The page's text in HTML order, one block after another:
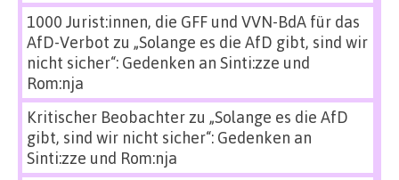
1000 Jurist:innen, die GFF und VVN-BdA für das
AfD-Verbot zu „Solange es die AfD gibt, sind wir
nicht sicher“: Gedenken an Sinti:zze und
Rom:nja
Kritischer Beobachterzu „Solange es die AfD
gibt, sind wir nicht sicher“: Gedenken an
Sinti:zze und Rom:nja